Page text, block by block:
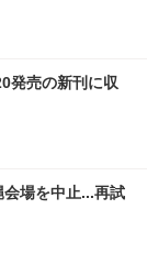
発売の新刊に収
場を中止...再試